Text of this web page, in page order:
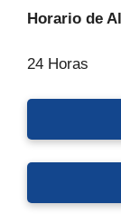
Horario de
24 Horas